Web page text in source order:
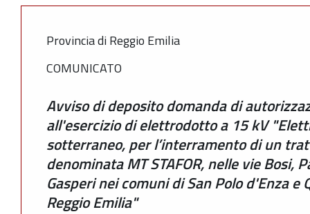
Provincia di Reggio Emilia
COMUNICATO
Avviso di deposito domanda di
all'esercizio di elettrodotto a 15 kV
sotterraneo, per l’interramento di un
denominata MT STAFOR, nelle vie Bosi,
Gasperi nei comuni di San Polo d'Enza
Reggio Emilia"